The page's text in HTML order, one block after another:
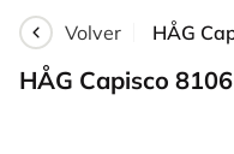
Volver
HÅG Capisco 8106